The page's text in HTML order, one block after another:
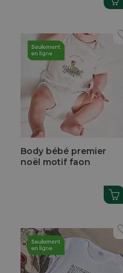
Body bébé premier
noël motif faon